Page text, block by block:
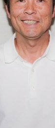
咲く」「その
がっていると
援歌は、自身
もトークを展
あるものを購
くはradikoタイ